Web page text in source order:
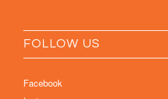
FOLLOW US
Facebook